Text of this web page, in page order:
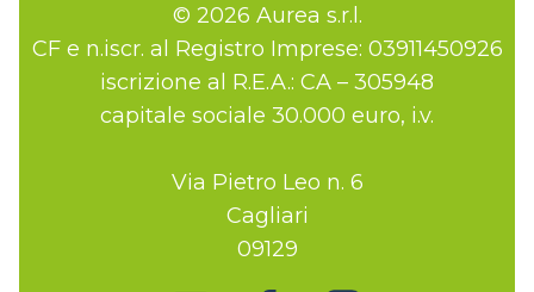
© 2026 Aurea s.r.l.
CF e n.iscr. al Registro Imprese: 03911450926
iscrizione al R.E.A.: CA – 305948
capitale sociale 30.000 euro, i.v.
Via Pietro Leo n. 6
Cagliari
09129